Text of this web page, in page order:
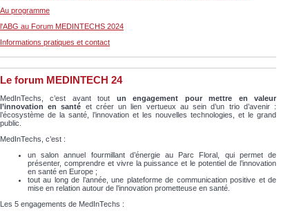
Au programme
l'ABG au Forum MEDINTECHS 2024
Informations pratiques et contact
Le forum MEDINTECH 24
MedInTechs, c’est avant tout un engagement pour mettre en valeur
l’innovation en santé et créer un lien vertueux au sein d’un trio d’avenir :
l’écosystème de la santé, l’innovation et les nouvelles technologies, et le grand
public.
MedInTechs, c’est :
un salon annuel fourmillant d’énergie au Parc Floral, qui permet de
présenter, comprendre et vivre la puissance et le potentiel de l’innovation
en santé en Europe ;
tout au long de l’année, une plateforme de communication positive et de
mise en relation autour de l’innovation prometteuse en santé.
Les 5 engagements de MedInTechs :